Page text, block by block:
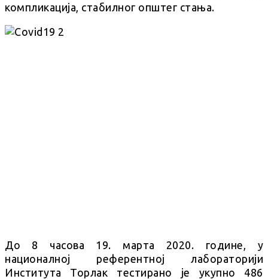
компликација, стабилног општег стања.
До 8 часова 19. марта 2020. године, у
националној референтној лабораторији
Института Торлак тестирано је укупно 486